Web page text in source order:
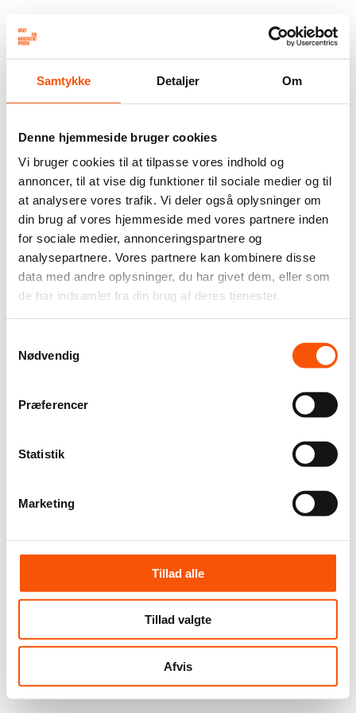
Samtykke Detaljer Om
Denne hjemmeside bruger cookies
Vi bruger cookies til at tilpasse vores indhold og
annoncer, til at vise dig funktioner til sociale medier og til
at analysere vores trafik. Vi deler også oplysninger om
din brug af vores hjemmeside med vores partnere inden
for sociale medier, annonceringspartnere og
analysepartnere. Vores partnere kan kombinere disse
data med andre oplysninger, du har givet dem, eller som
de har indsamlet fra din brug af deres tjenester.
Nødvendig
Præferencer
Statistik
Marketing
Tillad alle
Tillad valgte
Afvis